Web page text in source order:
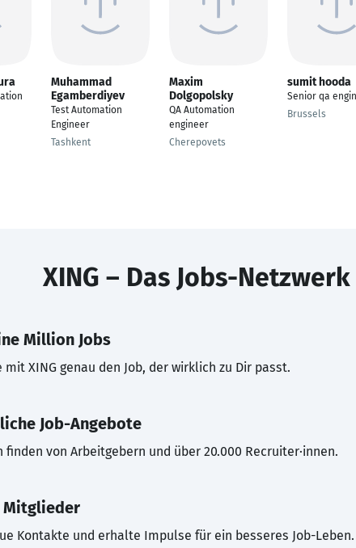
Muhammad
Egamberdiyev
Test Automation
Engineer
Tashkent
Maxim
Dolgopolsky
QA Automation
engineer
Cherepovets
sumit hooda
Senior qa
Brussels
XING – Das Jobs-Netzwerk
Million Jobs
mit XING genau den Job, der wirklich zu Dir passt.
Job-Angebote
finden von Arbeitgebern und über 20.000 Recruiter·innen.
Mitglieder
Kontakte und erhalte Impulse für ein besseres Job-Leben.